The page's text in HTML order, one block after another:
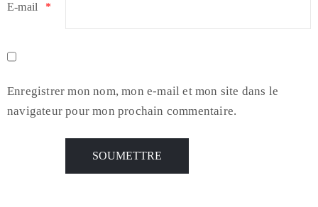
E-mail *
Enregistrer mon nom, mon e-mail et mon site dans le
navigateur pour mon prochain commentaire.